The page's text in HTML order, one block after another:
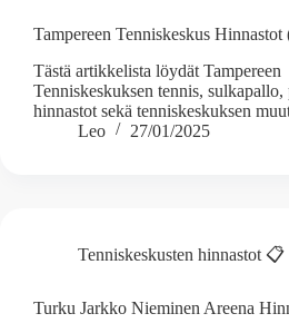
Tampereen Tenniskeskus Hinnastot
Tästä artikkelista löydät Tampereen
Tenniskeskuksen tennis, sulkapallo,
hinnastot sekä tenniskeskuksen
Leo
27/01/2025
Tenniskeskusten hinnastot 📋
Turku Jarkko Nieminen Areena